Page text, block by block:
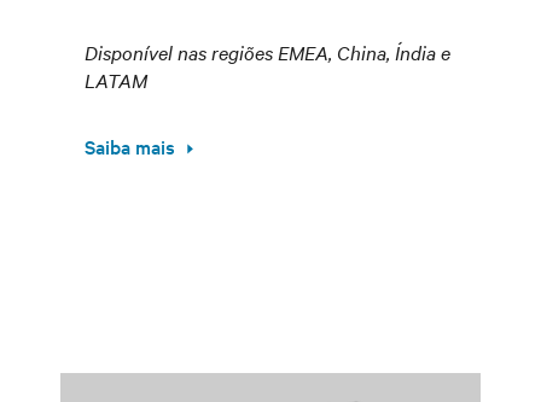
Disponível nas regiões EMEA, China, Índia e
LATAM
Saiba mais